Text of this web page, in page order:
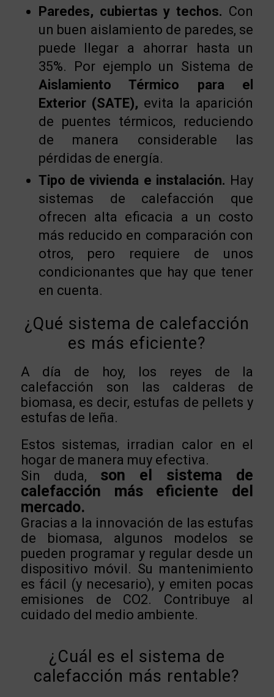
Paredes, cubiertas y techos. Con
un buen aislamiento de paredes, se
puede llegar a ahorrar hasta un
35%. Por ejemplo un Sistema de
Aislamiento Térmico para el
Exterior (SATE), evita la aparición
de puentes térmicos, reduciendo
de manera considerable las
pérdidas de energía.
Tipo de vivienda e instalación. Hay
sistemas de calefacción que
ofrecen alta eficacia a un costo
más reducido en comparación con
otros, pero requiere de unos
condicionantes que hay que tener
en cuenta.
¿Qué sistema de calefacción
es más eficiente?
A día de hoy, los reyes de la
calefacción son las calderas de
biomasa, es decir, estufas de pellets y
estufas de leña.
Estos sistemas, irradian calor en el
hogar de manera muy efectiva.
Sin duda, son el sistema de
calefacción más eficiente del
mercado.
Gracias a la innovación de las estufas
de biomasa, algunos modelos se
pueden programar y regular desde un
dispositivo móvil. Su mantenimiento
es fácil (y necesario), y emiten pocas
emisiones de CO2. Contribuye al
cuidado del medio ambiente.
¿Cuál es el sistema de
calefacción más rentable?